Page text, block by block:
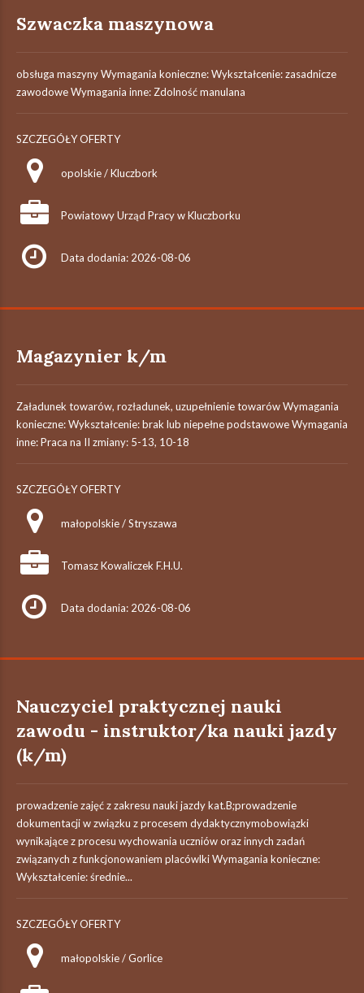
Szwaczka maszynowa
obsługa maszyny Wymagania konieczne: Wykształcenie: zasadnicze
zawodowe Wymagania inne: Zdolność manulana
SZCZEGÓŁY OFERTY
opolskie / Kluczbork
Powiatowy Urząd Pracy w Kluczborku
Data dodania: 2026-08-06
Magazynier k/m
Załadunek towarów, rozładunek, uzupełnienie towarów Wymagania
konieczne: Wykształcenie: brak lub niepełne podstawowe Wymagania
inne: Praca na II zmiany: 5-13, 10-18
SZCZEGÓŁY OFERTY
małopolskie / Stryszawa
Tomasz Kowaliczek F.H.U.
Data dodania: 2026-08-06
Nauczyciel praktycznej nauki
zawodu - instruktor/ka nauki jazdy
(k/m)
prowadzenie zajęć z zakresu nauki jazdy kat.B;prowadzenie
dokumentacji w związku z procesem dydaktycznymobowiązki
wynikające z procesu wychowania uczniów oraz innych zadań
związanych z funkcjonowaniem placówlki Wymagania konieczne:
Wykształcenie: średnie...
SZCZEGÓŁY OFERTY
małopolskie / Gorlice